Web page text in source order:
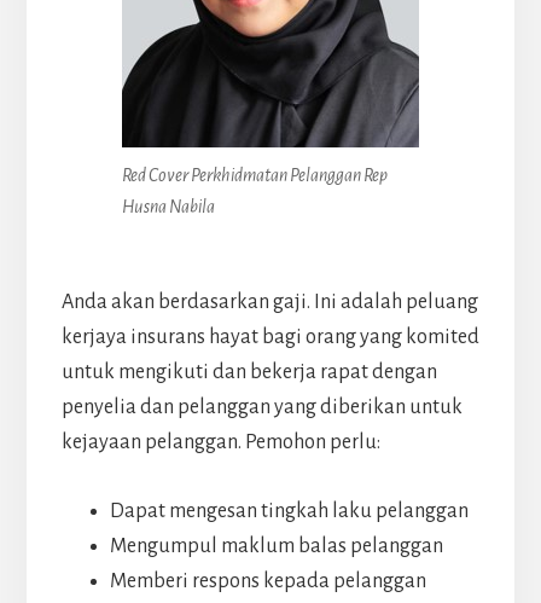
Red Cover Perkhidmatan Pelanggan Rep
Husna Nabila
Anda akan berdasarkan gaji. Ini adalah peluang
kerjaya insurans hayat bagi orang yang komited
untuk mengikuti dan bekerja rapat dengan
penyelia dan pelanggan yang diberikan untuk
kejayaan pelanggan. Pemohon perlu:
Dapat mengesan tingkah laku pelanggan
Mengumpul maklum balas pelanggan
Memberi respons kepada pelanggan